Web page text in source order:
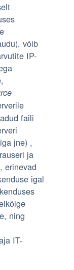
võib
IP-
faili
jne) ,
ja
erinevad
igal
ning
IT-